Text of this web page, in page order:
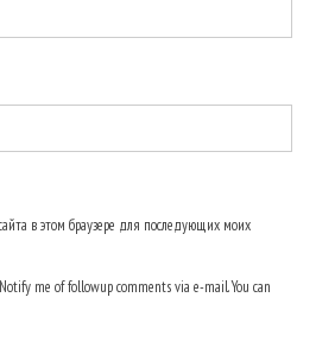
в этом браузере для последующих моих
Notify me of followup comments via e-mail. You can